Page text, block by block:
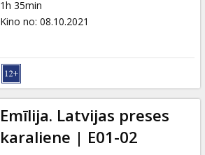
1h 35min
Kino no: 08.10.2021
Emīlija. Latvijas preses
karaliene | E01-02